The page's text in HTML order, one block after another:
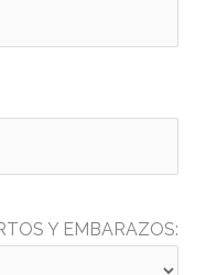
Y EMBARAZOS: